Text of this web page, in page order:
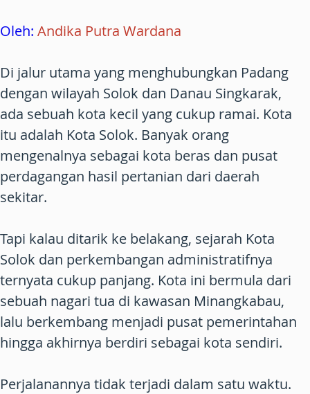
Oleh: Andika Putra Wardana
Di jalur utama yang menghubungkan Padang
dengan wilayah Solok dan Danau Singkarak,
ada sebuah kota kecil yang cukup ramai. Kota
itu adalah Kota Solok. Banyak orang
mengenalnya sebagai kota beras dan pusat
perdagangan hasil pertanian dari daerah
sekitar.
Tapi kalau ditarik ke belakang, sejarah Kota
Solok dan perkembangan administratifnya
ternyata cukup panjang. Kota ini bermula dari
sebuah nagari tua di kawasan Minangkabau,
lalu berkembang menjadi pusat pemerintahan
hingga akhirnya berdiri sebagai kota sendiri.
Perjalanannya tidak terjadi dalam satu waktu.